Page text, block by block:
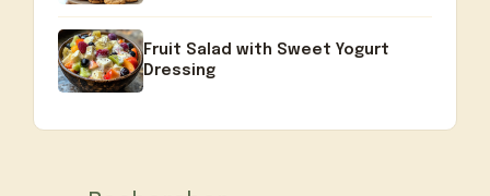
Fruit Salad with Sweet Yogurt
Dressing